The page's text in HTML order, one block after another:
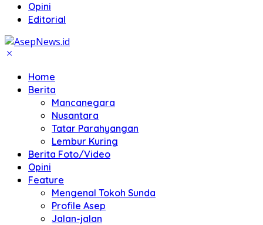
Opini
Editorial
Home
Berita
Mancanegara
Nusantara
Tatar Parahyangan
Lembur Kuring
Berita Foto/Video
Opini
Feature
Mengenal Tokoh Sunda
Profile Asep
Jalan-jalan